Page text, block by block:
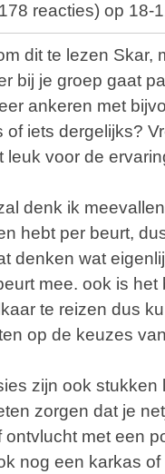
reacties) op 18-
dit te lezen Skar,
bij je groep gaat
ankeren met
of iets dergelijks?
leuk voor de
denk ik
hebt per beurt,
denken wat
mee. ook is
te reizen dus
op de keuzes
zijn ook stukken
zorgen dat je
ontvlucht met een
nog een karkas